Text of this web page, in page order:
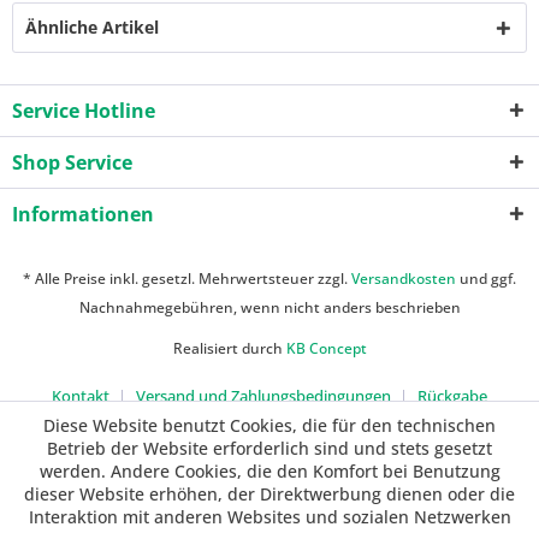
Ähnliche Artikel
Service Hotline
Shop Service
Informationen
* Alle Preise inkl. gesetzl. Mehrwertsteuer zzgl.Versandkosten und ggf.
Nachnahmegebühren, wenn nicht anders beschrieben
Realisiert durch KB Concept
Kontakt Versand und Zahlungsbedingungen Rückgabe
Diese Website benutzt Cookies, die für den technischen
Betrieb der Website erforderlich sind und stets gesetzt
werden. Andere Cookies, die den Komfort bei Benutzung
dieser Website erhöhen, der Direktwerbung dienen oder die
Interaktion mit anderen Websites und sozialen Netzwerken